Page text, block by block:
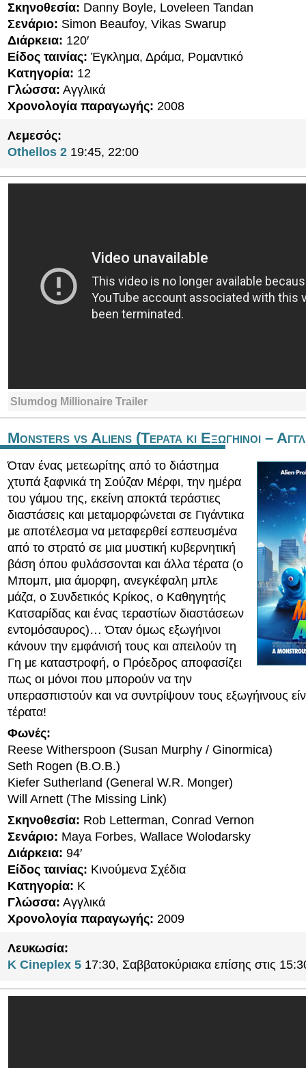
Σκηνοθεσία: Danny Boyle, Loveleen Tandan
Σενάριο: Simon Beaufoy, Vikas Swarup
Διάρκεια: 120′
Είδος ταινίας: Έγκλημα, Δράμα, Ρομαντικό
Κατηγορία: 12
Γλώσσα: Αγγλικά
Χρονολογία παραγωγής: 2008
Λεμεσός:
Othellos 2 19:45, 22:00
Slumdog Millionaire Trailer
Monsters vs Aliens (Τερατα κι Εξωγηινοι –
Όταν ένας μετεωρίτης από το διάστημα
χτυπά ξαφνικά τη Σούζαν Μέρφι, την ημέρα
του γάμου της, εκείνη αποκτά τεράστιες
διαστάσεις και μεταμορφώνεται σε Γιγάντικα
με αποτέλεσμα να μεταφερθεί εσπευσμένα
από το στρατό σε μια μυστική κυβερνητική
βάση όπου φυλάσσονται και άλλα τέρατα (ο
Μπομπ, μια άμορφη, ανεγκέφαλη μπλε
μάζα, ο Συνδετικός Κρίκος, ο Καθηγητής
Κατσαρίδας και ένας τεραστίων διαστάσεων
εντομόσαυρος)… Όταν όμως εξωγήινοι
κάνουν την εμφάνισή τους και απειλούν τη
Γη με καταστροφή, ο Πρόεδρος αποφασίζει
πως οι μόνοι που μπορούν να την
υπερασπιστούν και να συντρίψουν τους εξωγήινους
τέρατα!
Φωνές:
Reese Witherspoon (Susan Murphy / Ginormica)
Seth Rogen (B.O.B.)
Kiefer Sutherland (General W.R. Monger)
Will Arnett (The Missing Link)
Σκηνοθεσία: Rob Letterman, Conrad Vernon
Σενάριο: Maya Forbes, Wallace Wolodarsky
Διάρκεια: 94′
Είδος ταινίας: Κινούμενα Σχέδια
Κατηγορία: K
Γλώσσα: Αγγλικά
Χρονολογία παραγωγής: 2009
Λευκωσία:
K Cineplex 5 17:30, Σαββατοκύριακα επίσης στις